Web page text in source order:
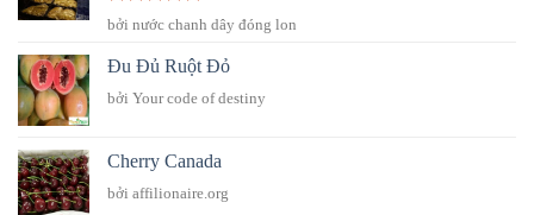
Được xếp
sao
bởi nước chanh dây đóng lon
Đu Đủ Ruột Đỏ
bởi Your code of destiny
Cherry Canada
bởi affilionaire.org